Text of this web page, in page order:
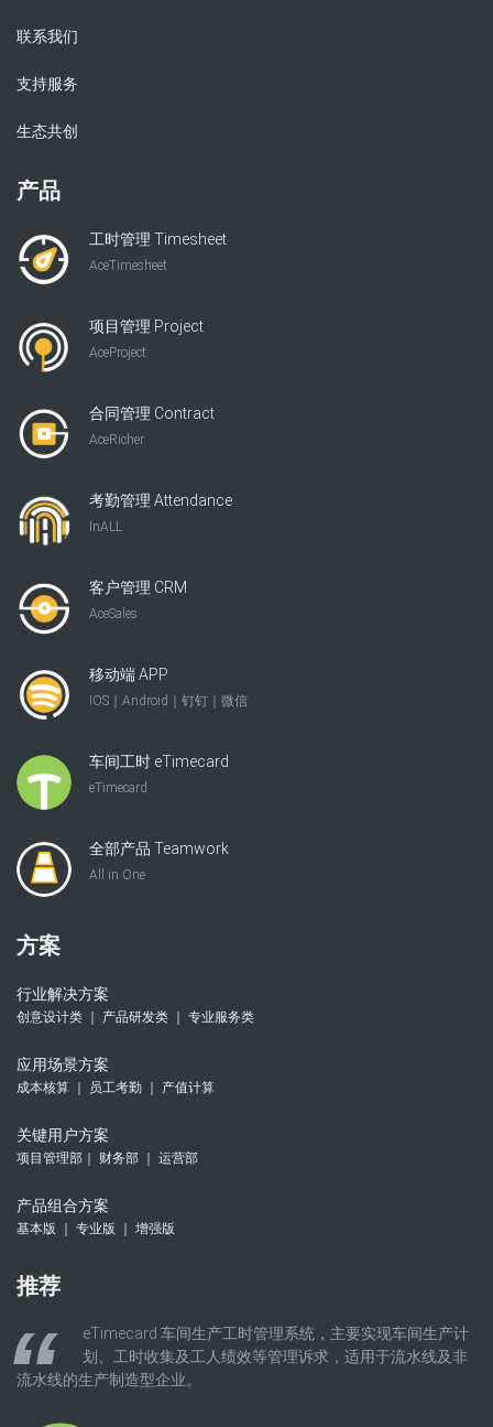
联系我们
支持服务
生态共创
产品
工时管理 Timesheet
AceTimesheet
项目管理 Project
AceProject
合同管理 Contract
AceRicher
考勤管理 Attendance
InALL
客户管理 CRM
AceSales
移动端 APP
IOS｜Android｜钉钉｜微信
车间工时 eTimecard
eTimecard
全部产品 Teamwork
All in One
方案
行业解决方案
创意设计类 ｜ 产品研发类 ｜ 专业服务类
应用场景方案
成本核算 ｜ 员工考勤 ｜ 产值计算
关键用户方案
项目管理部｜ 财务部 ｜ 运营部
产品组合方案
基本版 ｜ 专业版 ｜ 增强版
推荐
eTimecard 车间生产工时管理系统，主要实现车间生产计
划、工时收集及工人绩效等管理诉求，适用于流水线及非
流水线的生产制造型企业。